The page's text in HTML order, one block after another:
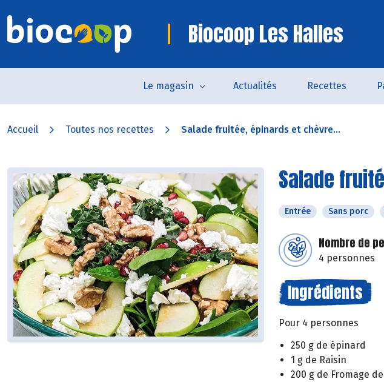
Biocoop Les Halles
Le magasin Actualités Recettes
Accueil Toutes nos recettes Salade fruitée, épinards et chèvre...
Salade
Entrée Sans porc
Nombre de
4 personnes
Ingrédients
Pour 4 personnes
250 g de épinard
1 g de Raisin
200 g de Fromage